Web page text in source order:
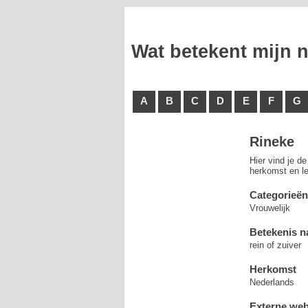
Wat betekent mijn
A B C D E F G
Rineke
Hier vind je
herkomst en
Categorieën
Vrouwelijk
Betekenis
rein of zuiver
Herkomst
Nederlands